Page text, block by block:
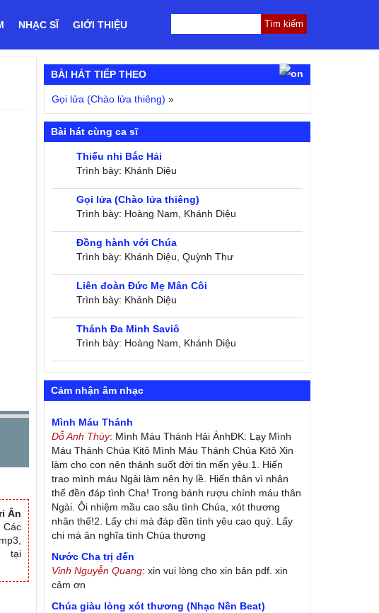
NHẠC SĨ GIỚI THIỆU
Ân
. Các
BÀI HÁT TIẾP THEO
Gọi lửa (Chào lửa thiêng) »
Bài hát cùng ca sĩ
Thiếu nhi Bắc Hải
Trình bày: Khánh Diệu
Gọi lửa (Chào lửa thiêng)
Trình bày: Hoàng Nam, Khánh Diệu
Đồng hành với Chúa
Trình bày: Khánh Diệu, Quỳnh Thư
Liên đoàn Đức Mẹ Mân Côi
Trình bày: Khánh Diệu
Thánh Đa Minh Saviô
Trình bày: Hoàng Nam, Khánh Diệu
Cảm nhận âm nhạc
Mình Máu Thánh
Dỗ Anh Thùy: Mình Máu Thánh Hải ÁnhĐK: Lạy Mình
Máu Thánh Chúa Kitô Mình Máu Thánh Chúa Kitô Xin
làm cho con nên thánh suốt đời tin mến yêu.1. Hiến
trao mình máu Ngài làm nên hy lề. Hiến thân vì nhân
thế đền đáp tình Cha! Trong bánh rượu chính máu thân
Ngài. Ôi nhiệm mầu cao sâu tình Chúa, xót thương
nhân thế!2. Lấy chi mà đáp đền tình yêu cao quý. Lấy
chi mà ân nghĩa tình Chúa thương
Nước Cha trị đến
Vinh Nguyễn Quang: xin vui lòng cho xin bản pdf. xin
cảm ơn
Chúa giàu lòng xót thương (Nhạc Nền Beat)